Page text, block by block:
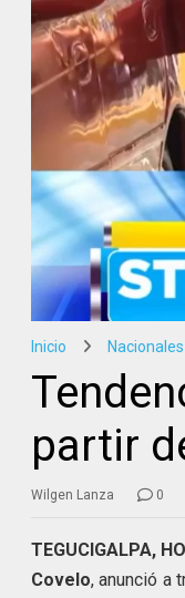
Inicio Nacionales
partir
Wilgen Lanza 0
TEGUCIGALPA,
Covelo, anunció a